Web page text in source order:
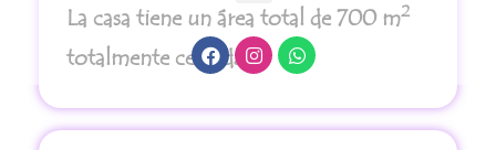
La casa tiene un área total de 700 m2
totalmente cercada.